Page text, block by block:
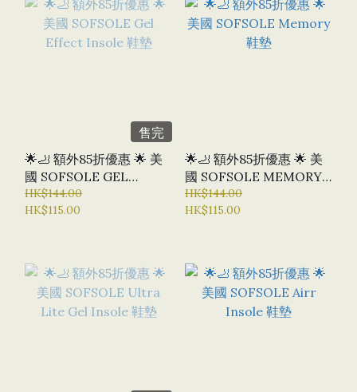
售完
🌟🦶 額外85折優惠 🌟 美
國 SOFSOLE GEL
EFFECT INSOLE 鞋墊
HK$144.00
HK$115.00
🌟🦶 額外85折優惠 🌟 美
國 SOFSOLE MEMORY
鞋墊
HK$144.00
HK$115.00